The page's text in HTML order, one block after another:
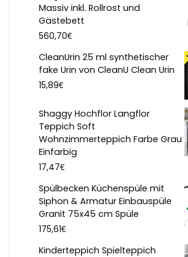
Massiv inkl. Rollrost und
Gästebett
560,70€
CleanUrin 25 ml synthetischer
fake Urin von CleanU Clean Urin
15,89€
Shaggy Hochflor Langflor
Teppich Soft
Wohnzimmerteppich Farbe Grau
Einfarbig
17,47€
Spülbecken Küchenspüle mit
Siphon & Armatur Einbauspüle
Granit 75x45 cm Spüle
175,61€
Kinderteppich Spielteppich